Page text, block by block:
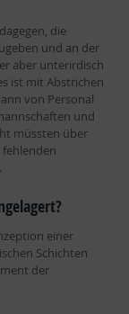
die
und an der
aber unterirdisch
ist mit Abstrichen
von Personal
und
müssten über
fehlenden
einer
Schichten
der